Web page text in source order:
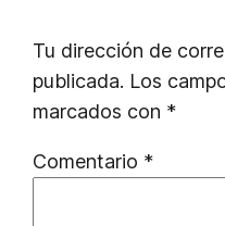
Tu dirección de
publicada. Los
marcados con *
Comentario *